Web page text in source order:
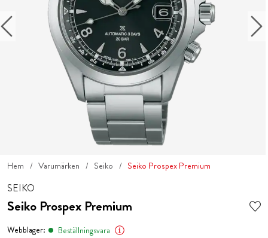
Hem Varumärken Seiko Seiko Prospex Premium
SEIKO
Seiko Prospex Premium
Webblager:
Beställningsvara